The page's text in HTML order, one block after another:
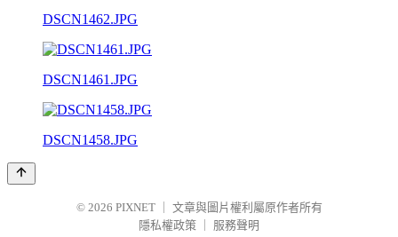
DSCN1462.JPG
DSCN1461.JPG
DSCN1458.JPG
© 2026 PIXNET
文章與圖片權利屬原作者所有
隱私權政策
服務聲明